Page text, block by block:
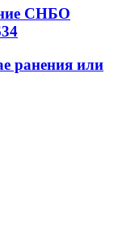
СНБО
34
ранения или